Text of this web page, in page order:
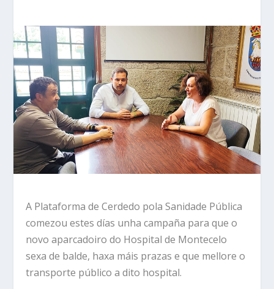
A Plataforma de Cerdedo pola Sanidade Pública
comezou estes días unha campaña para que o
novo aparcadoiro do Hospital de Montecelo
sexa de balde, haxa máis prazas e que mellore o
transporte público a dito hospital.